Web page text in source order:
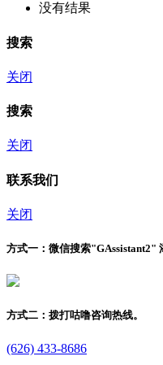
没有结果
搜索
关闭
搜索
关闭
联系我们
关闭
方式一： 微信搜索"GAssistant2"
方式二： 拨打咕噜咨询热线。
(626) 433-8686